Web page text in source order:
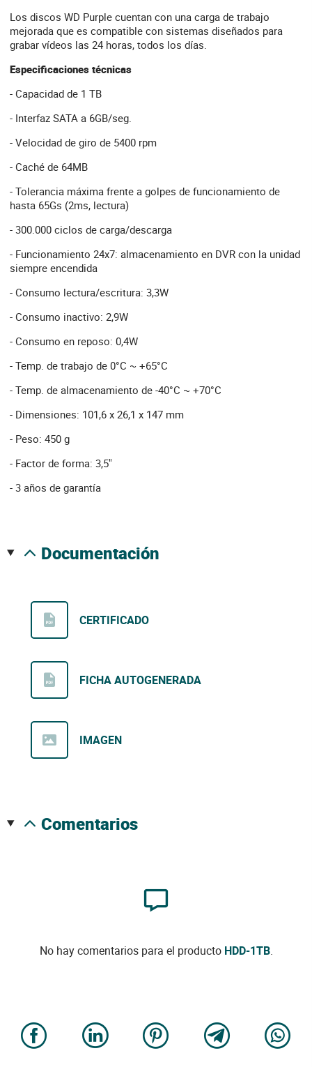
Los discos WD Purple cuentan con una carga de trabajo
mejorada que es compatible con sistemas diseñados para
grabar vídeos las 24 horas, todos los días.
Especificaciones técnicas
- Capacidad de 1 TB
- Interfaz SATA a 6GB/seg.
- Velocidad de giro de 5400 rpm
- Caché de 64MB
- Tolerancia máxima frente a golpes de funcionamiento de
hasta 65Gs (2ms, lectura)
- 300.000 ciclos de carga/descarga
- Funcionamiento 24x7: almacenamiento en DVR con la unidad
siempre encendida
- Consumo lectura/escritura: 3,3W
- Consumo inactivo: 2,9W
- Consumo en reposo: 0,4W
- Temp. de trabajo de 0°C ~ +65°C
- Temp. de almacenamiento de -40°C ~ +70°C
- Dimensiones: 101,6 x 26,1 x 147 mm
- Peso: 450 g
- Factor de forma: 3,5"
- 3 años de garantía
documentación
CERTIFICADO
FICHA AUTOGENERADA
IMAGEN
comentarios
No hay comentarios para el producto HDD-1TB.